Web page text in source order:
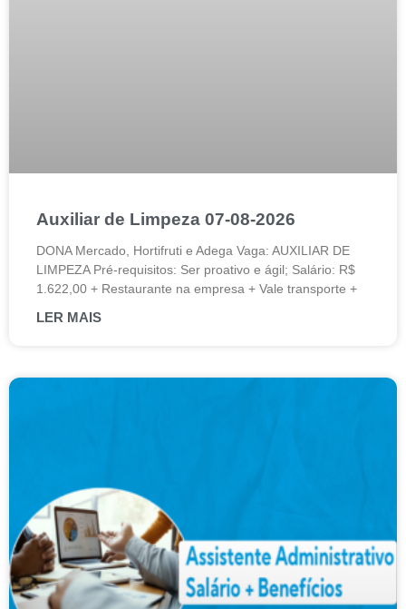
Auxiliar de Limpeza 07-08-2026
DONA Mercado, Hortifruti e Adega Vaga: AUXILIAR DE
LIMPEZA Pré-requisitos: Ser proativo e ágil; Salário: R$
1.622,00 + Restaurante na empresa + Vale transporte +
LER MAIS